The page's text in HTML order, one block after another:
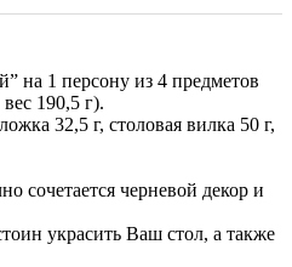
на 1 персону из 4 предметов
190,5 г).
32,5 г, столовая вилка 50 г,
сочетается черневой декор и
украсить Ваш стол, а также